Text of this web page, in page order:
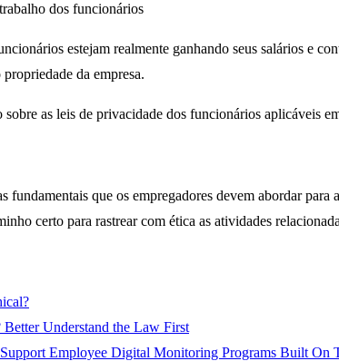
dos funcionários
estejam realmente ganhando seus salários e
da empresa.
as leis de privacidade dos funcionários aplicáveis
fundamentais que os empregadores devem abordar
certo para rastrear com ética as atividades
Understand the Law First
Employee Digital Monitoring Programs Built On